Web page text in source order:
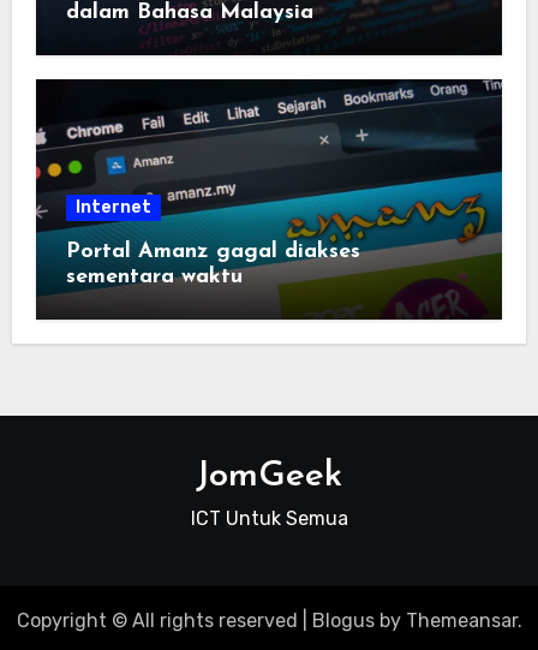
dalam Bahasa Malaysia
Internet
Portal Amanz gagal diakses
sementara waktu
JomGeek
ICT Untuk Semua
Copyright © All rights reserved Blogusby Themeansar.